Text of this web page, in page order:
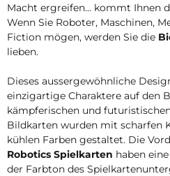
Macht ergreifen... kommt Ihnen
Wenn Sie Roboter, Maschinen,
Fiction mögen, werden Sie die
lieben.
Dieses aussergewöhnliche
einzigartige Charaktere auf den
kämpferischen und
Bildkarten wurden mit scharfen
kühlen Farben gestaltet. Die
Robotics Spielkarten haben
der Farbton des